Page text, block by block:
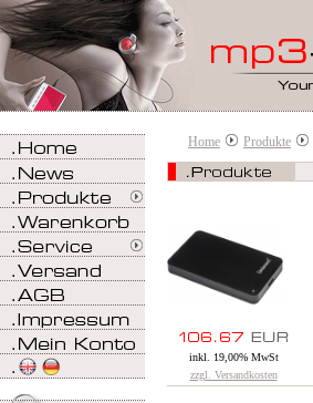
Home Produkte
inkl. 19,00% MwSt
zzgl. Versandkosten